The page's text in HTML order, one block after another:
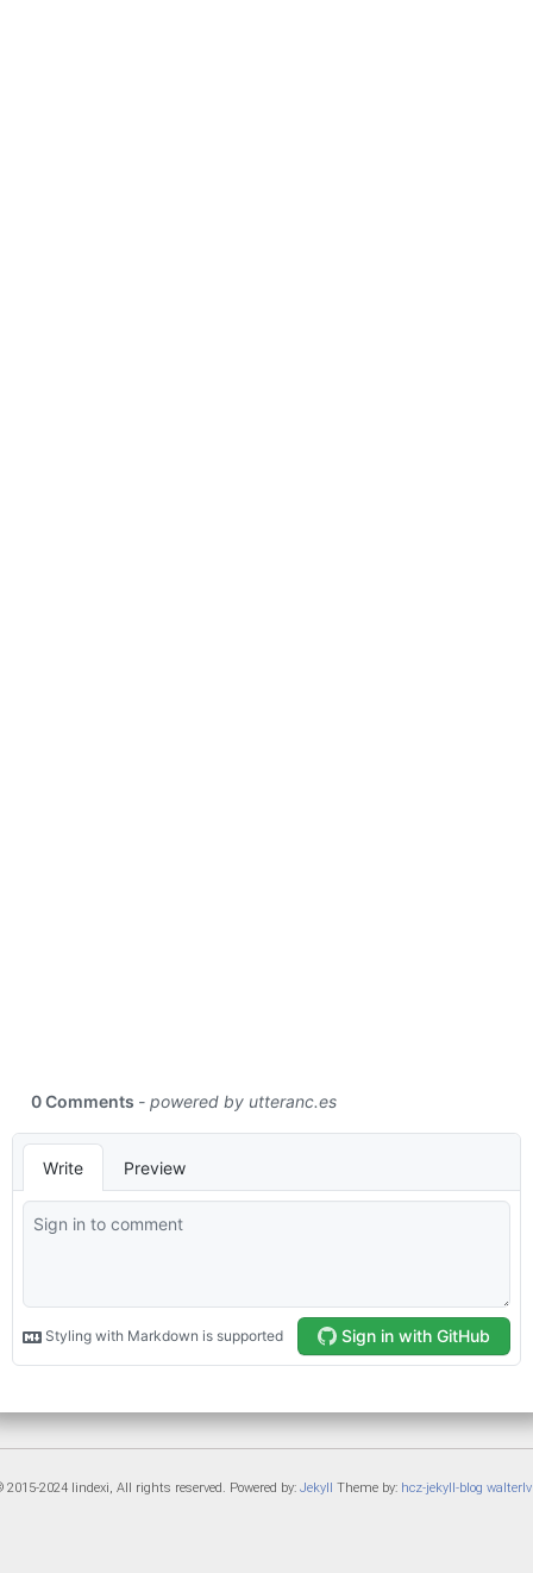
2015-2024 lindexi, All rights reserved. Powered by: Jekyll Theme by: hcz-jekyll-blog walterlv